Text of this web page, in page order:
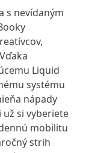
s nevídaným
Liquid
systému
nápady
si vyberiete
mobilitu
strih